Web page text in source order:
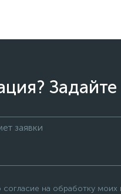
на обработку моих